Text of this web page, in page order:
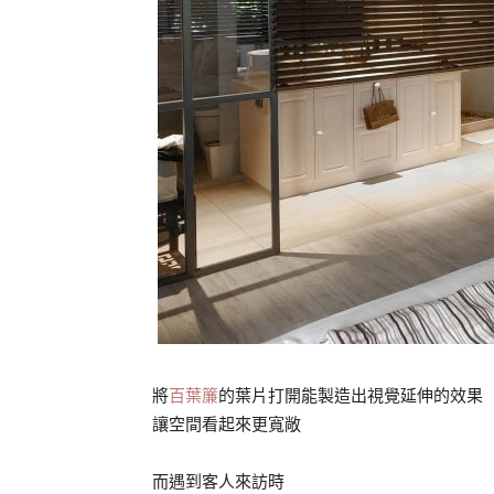
將百葉簾的葉片打開能製造出視覺延伸的效果
讓空間看起來更寬敞
而遇到客人來訪時